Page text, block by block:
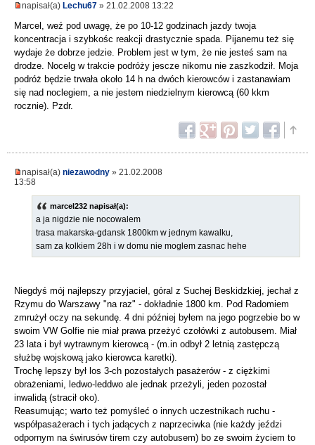
napisał(a) Lechu67 » 21.02.2008 13:22
Marcel, weź pod uwagę, że po 10-12 godzinach jazdy twoja
koncentracja i szybkośc reakcji drastycznie spada. Pijanemu też się
wydaje że dobrze jedzie. Problem jest w tym, że nie jesteś sam na
drodze. Nocelg w trakcie podróży jescze nikomu nie zaszkodził. Moja
podróż będzie trwała około 14 h na dwóch kierowców i zastanawiam
się nad noclegiem, a nie jestem niedzielnym kierowcą (60 kkm
rocznie). Pzdr.
napisał(a) niezawodny » 21.02.2008
13:58
marcel232 napisał(a):
a ja nigdzie nie nocowalem
trasa makarska-gdansk 1800km w jednym kawalku,
sam za kolkiem 28h i w domu nie moglem zasnac hehe
Niegdyś mój najlepszy przyjaciel, góral z Suchej Beskidzkiej, jechał z
Rzymu do Warszawy "na raz" - dokładnie 1800 km. Pod Radomiem
zmrużył oczy na sekundę. 4 dni później byłem na jego pogrzebie bo w
swoim VW Golfie nie miał prawa przeżyć czołówki z autobusem. Miał
23 lata i był wytrawnym kierowcą - (m.in odbył 2 letnią zastępczą
służbę wojskową jako kierowca karetki).
Trochę lepszy był los 3-ch pozostałych pasażerów - z ciężkimi
obrażeniami, ledwo-leddwo ale jednak przeżyli, jeden pozostał
inwalidą (stracił oko).
Reasumując; warto też pomyśleć o innych uczestnikach ruchu -
współpasażerach i tych jadących z naprzeciwka (nie każdy jeździ
odpornym na świrusów tirem czy autobusem) bo ze swoim życiem to